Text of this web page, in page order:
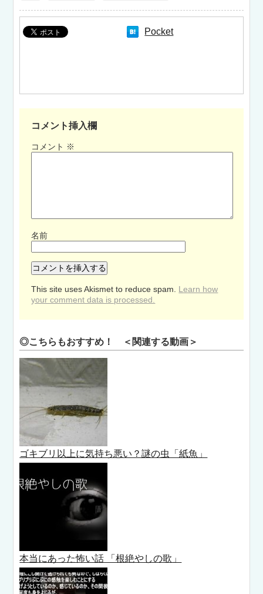
Pocket
コメント挿入欄
コメント ※
名前
This site uses Akismet to reduce spam. Learn how
your comment data is processed.
◎こちらもおすすめ！ ＜関連する動画＞
ゴキブリ以上に気持ち悪い？謎の虫「紙魚」
本当にあった怖い話 「根絶やしの歌」